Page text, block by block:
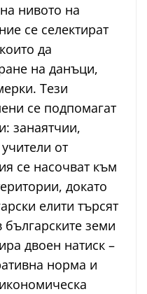
нивото на
се селектират
да
на данъци,
Тези
се подпомагат
занаятчии,
от
се насочват към
докато
елити търсят
земи
двоен натиск –
норма и